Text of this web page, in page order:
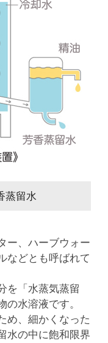
蒸留水
ー、ハーブウォー
などとも呼ばれて
を「水蒸気蒸留
水溶液です。
め、細かくなった
水の中に飽和限界